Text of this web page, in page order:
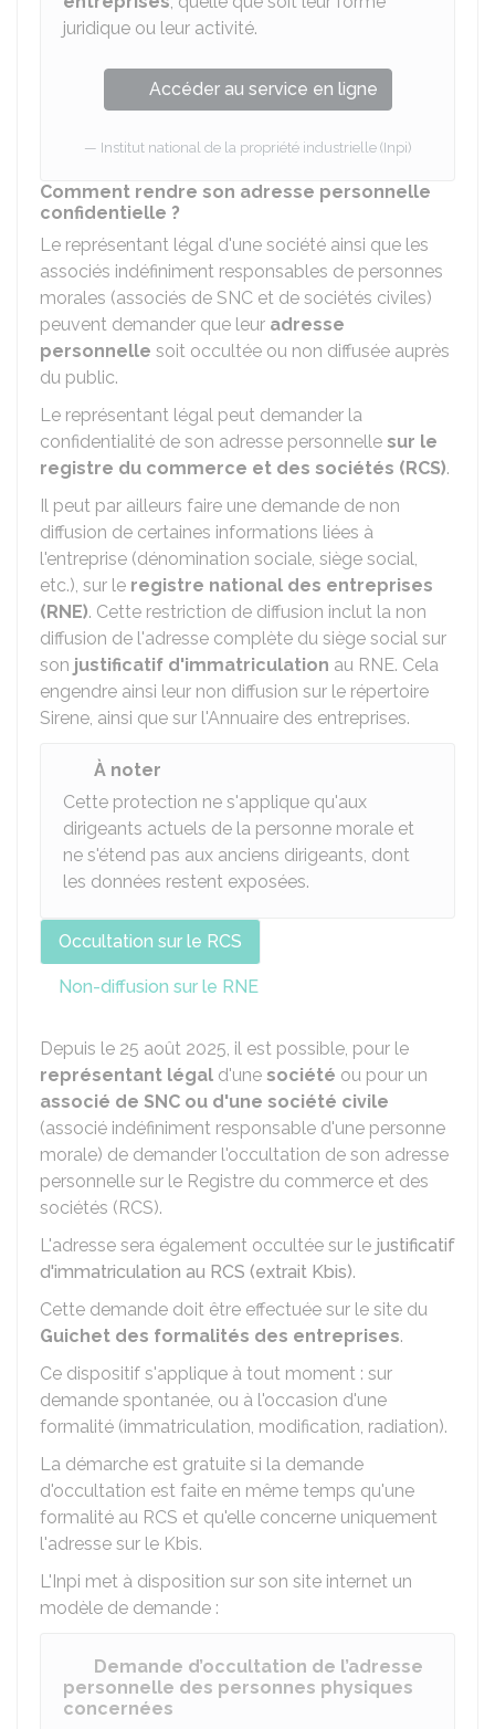
juridique ou leur activité.
Accéder au service en ligne
Institut national de la propriété industrielle (Inpi)
Comment rendre son adresse personnelle
confidentielle ?
Le représentant légal d'une société ainsi que les
associés indéfiniment responsables de personnes
morales (associés de SNC et de sociétés civiles)
peuvent demander que leur adresse
personnelle soit occultée ou non diffusée auprès
du public.
Le représentant légal peut demander la
confidentialité de son adresse personnelle sur le
registre du commerce et des sociétés (RCS).
Il peut par ailleurs faire une demande de non
diffusion de certaines informations liées à
l'entreprise (dénomination sociale, siège social,
etc.), sur le registre national des entreprises
(RNE). Cette restriction de diffusion inclut la non
diffusion de l'adresse complète du siège social sur
son justificatif d'immatriculation au RNE. Cela
engendre ainsi leur non diffusion sur le répertoire
Sirene, ainsi que sur l'Annuaire des entreprises.
À noter
Cette protection ne s'applique qu'aux
dirigeants actuels de la personne morale et
ne s'étend pas aux anciens dirigeants, dont
les données restent exposées.
Occultation sur le RCS
Non-diffusion sur le RNE
Depuis le 25 août 2025, il est possible, pour le
représentant légal d'une société ou pour un
associé de SNC ou d'une société civile
(associé indéfiniment responsable d'une personne
morale) de demander l'occultation de son adresse
personnelle sur le Registre du commerce et des
sociétés (RCS).
L'adresse sera également occultée sur le justificatif
d'immatriculation au RCS (extrait Kbis).
Cette demande doit être effectuée sur le site du
Guichet des formalités des entreprises.
Ce dispositif s'applique à tout moment : sur
demande spontanée, ou à l'occasion d'une
formalité (immatriculation, modification, radiation).
La démarche est gratuite si la demande
d'occultation est faite en même temps qu'une
formalité au RCS et qu'elle concerne uniquement
l'adresse sur le Kbis.
L'Inpi met à disposition sur son site internet un
modèle de demande :
Demande d’occultation de l’adresse
personnelle des personnes physiques
concernées